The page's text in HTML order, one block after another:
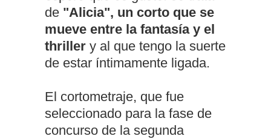
de "Alicia", un corto que se
mueve entre la fantasía y el
thriller y al que tengo la suerte
de estar íntimamente ligada.
El cortometraje, que fue
seleccionado para la fase de
concurso de la segunda